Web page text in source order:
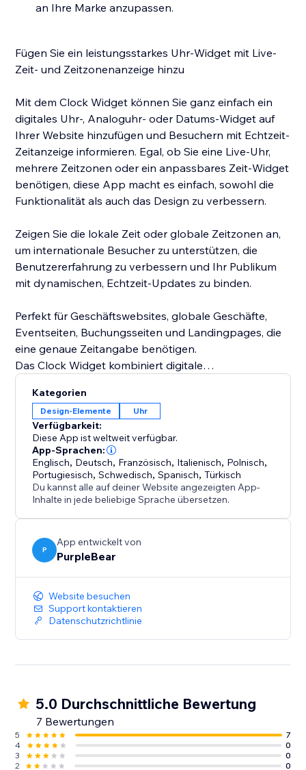
an Ihre Marke anzupassen.
Fügen Sie ein leistungsstarkes Uhr-Widget mit Live-
Zeit- und Zeitzonenanzeige hinzu
Mit dem Clock Widget können Sie ganz einfach ein
digitales Uhr-, Analoguhr- oder Datums-Widget auf
Ihrer Website hinzufügen und Besuchern mit Echtzeit-
Zeitanzeige informieren. Egal, ob Sie eine Live-Uhr,
mehrere Zeitzonen oder ein anpassbares Zeit-Widget
benötigen, diese App macht es einfach, sowohl die
Funktionalität als auch das Design zu verbessern.
Zeigen Sie die lokale Zeit oder globale Zeitzonen an,
um internationale Besucher zu unterstützen, die
Benutzererfahrung zu verbessern und Ihr Publikum
mit dynamischen, Echtzeit-Updates zu binden.
Perfekt für Geschäftswebsites, globale Geschäfte,
Eventseiten, Buchungsseiten und Landingpages, die
eine genaue Zeitangabe benötigen.
Das Clock Widget kombiniert digitale
vollständige Anpassung, was es zur perfekten
Lösung macht, um ein Live-Uhr-Widget auf Ihrer
Website hinzuzufügen.
Verbessern Sie Ihre Website mit einer modernen,
anpassbaren Zeitangabe und geben Sie Ihren
Besuchern die Informationen, die sie benötigen - in
Echtzeit.
Kategorien
Design-Elemente Uhr
Verfügbarkeit:
Diese App ist weltweit verfügbar.
App-Sprachen:
Englisch, Deutsch, Französisch, Italienisch, Polnisch,
Portugiesisch,Schwedisch,Spanisch,Türkisch
Du kannst alle auf deiner Website angezeigten App-
Inhalte in jede beliebige Sprache übersetzen.
P
App entwickelt von
PurpleBear
Website besuchen
Support kontaktieren
Datenschutzrichtlinie
5.0 Durchschnittliche Bewertung
7 Bewertungen
5
7
4
0
3
0
2
0